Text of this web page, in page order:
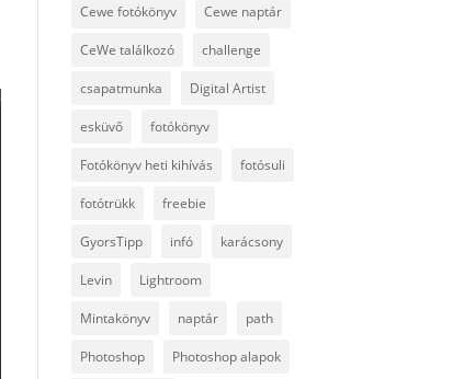
Cewe fotókönyv Cewe naptár
CeWe találkozó challenge
csapatmunka Digital Artist
esküvő fotókönyv
Fotókönyv heti kihívás fotósuli
fotótrükk freebie
GyorsTipp infó karácsony
Levin Lightroom
Mintakönyv naptár path
Photoshop Photoshop alapok